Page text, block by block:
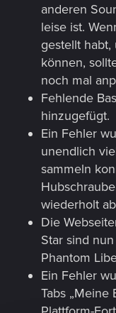
anderen
leise ist.
gestellt habt,
können,
noch mal
Fehlende
hinzugefügt.
Ein Fehler
unendlich
sammeln
wiederholt
Die
Star sind
Phantom
Ein Fehler
Tabs „Meine